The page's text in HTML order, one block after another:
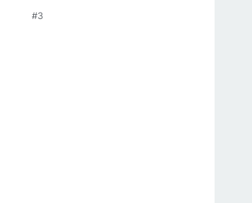
#3